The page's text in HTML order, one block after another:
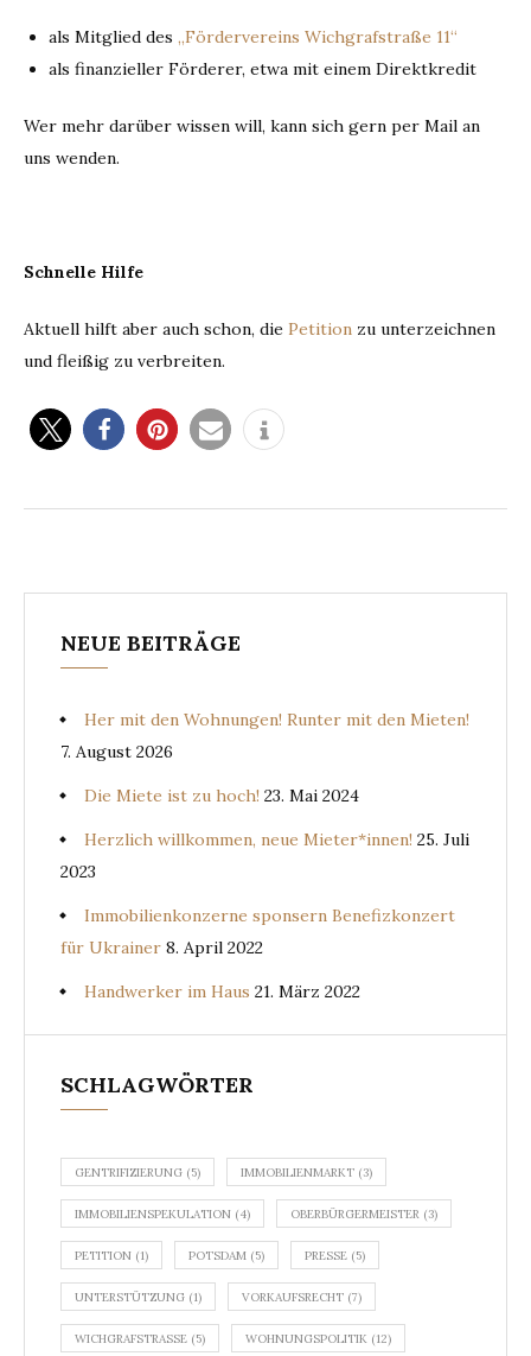
als Mitglied des „Fördervereins Wichgrafstraße 11“
als finanzieller Förderer, etwa mit einem Direktkredit
Wer mehr darüber wissen will, kann sich gern per Mail an
uns wenden.
Schnelle Hilfe
Aktuell hilft aber auch schon, die Petition zu unterzeichnen
und fleißig zu verbreiten.
NEUE BEITRÄGE
Her mit den Wohnungen! Runter mit den Mieten!
7. August 2026
Die Miete ist zu hoch! 23. Mai 2024
Herzlich willkommen, neue Mieter*innen! 25. Juli
2023
Immobilienkonzerne sponsern Benefizkonzert
für Ukrainer 8. April 2022
Handwerker im Haus 21. März 2022
SCHLAGWÖRTER
GENTRIFIZIERUNG (5) IMMOBILIENMARKT (3)
IMMOBILIENSPEKULATION (4) OBERBÜRGERMEISTER (3)
PETITION (1) POTSDAM (5) PRESSE (5)
UNTERSTÜTZUNG (1) VORKAUFSRECHT (7)
WICHGRAFSTRASSE (5) WOHNUNGSPOLITIK (12)